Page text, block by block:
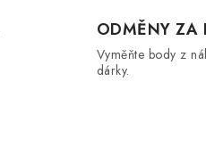
ODMĚNY ZA
Vyměňte body z
dárky.